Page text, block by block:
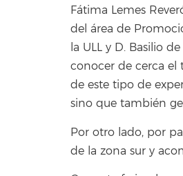
Fátima Lemes
del área de
la ULL y D. Basilio
conocer de cerca el
de este tipo de
sino que también
Por otro lado, por
de la zona sur y